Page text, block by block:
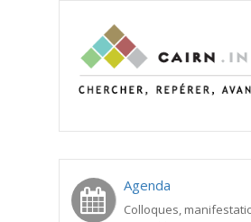
Agenda
Colloques,